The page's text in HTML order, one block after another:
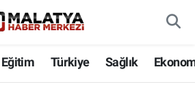
Eğitim Türkiye Sağlık